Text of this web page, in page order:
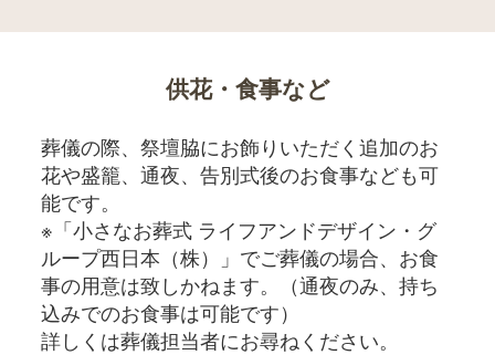
供花・食事など
葬儀の際、祭壇脇にお飾りいただく追加のお
花や盛籠、通夜、告別式後のお食事なども可
能です。
※「小さなお葬式 ライフアンドデザイン・グ
ループ西日本（株）」でご葬儀の場合、お食
事の用意は致しかねます。（通夜のみ、持ち
込みでのお食事は可能です）
詳しくは葬儀担当者にお尋ねください。